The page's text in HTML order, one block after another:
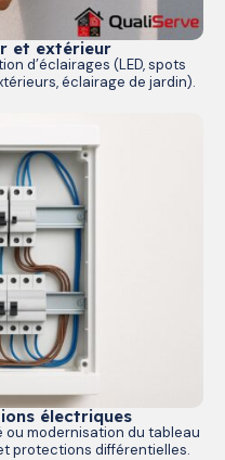
et extérieur
d’éclairages (LED, spots
éclairage de jardin).
électriques
ou modernisation du tableau
protections différentielles.